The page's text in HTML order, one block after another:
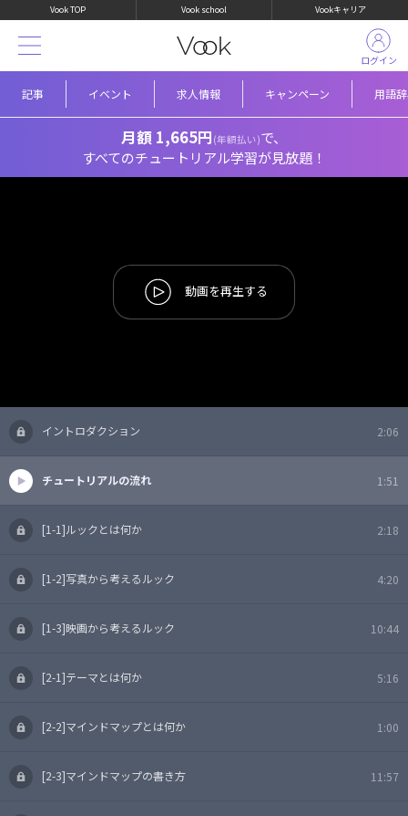
Vook TOP Vook school Vookキャリア
記事 イベント 求人情報 キャンペーン 用語
ログイン
月額 1,665円 (年額払い)で、
すべてのチュートリアル学習が見放題！
イントロダクション 2:06
チュートリアルの流れ 1:51
[1-1]ルックとは何か 2:18
[1-2]写真から考えるルック 4:20
[1-3]映画から考えるルック 10:44
[2-1]テーマとは何か 5:16
[2-2]マインドマップとは何か 1:00
[2-3]マインドマップの書き方 11:57
動画を再生する